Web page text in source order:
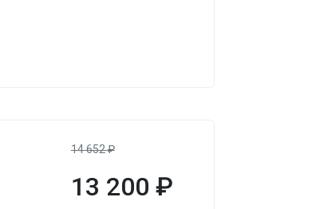
14 652₽
13 200 ₽